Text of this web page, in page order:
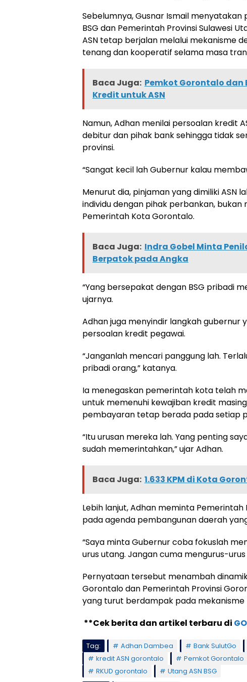
Sebelumnya, Gusnar Ismail
BSG dan Pemerintah Provinsi Sulawesi
ASN tetap berjalan melalui mekanisme
tenang dan kooperatif selama masa
Baca Juga: Pemkot Gorontalo dan
Kredit untuk ASN
Namun, Adhan menilai persoalan kredit
debitur dan pihak bank sehingga tidak
provinsi.
“Sangat kecil lah Gubernur kalau
Menurut dia, pinjaman yang dimiliki ASN
individu dengan pihak perbankan,
Pemerintah Kota Gorontalo.
Baca Juga: Indra Gobel Minta
Berpatok pada Angka
“Yang bersepakat dengan BSG pribadi
ujarnya.
Adhan juga menyindir langkah gubernur
persoalan kredit pegawai.
“Janganlah mencari panggung lah.
pribadi orang,” katanya.
Ia menegaskan pemerintah kota telah
untuk memenuhi kewajiban kredit
pembayaran tetap berada pada setiap
“Itu urusan mereka lah. Yang penting
sudah memerintahkan,” ujar Adhan.
Baca Juga: 1.633 KPM di Kota
Lebih lanjut, Adhan meminta
pada agenda pembangunan daerah
“Saya minta Gubernur coba fokuslah
urus utang. Jangan cuma mengurus-
Pernyataan tersebut menambah
Gorontalo dan Pemerintah Provinsi
yang turut berdampak pada mekanisme
**Cek berita dan artikel terbaru di
Tag: Adhan Dambea Bank SulutGo
kredit ASN gorontalo
Pemkot Gorontalo
RKUD gorontalo
Utang ASN BSG